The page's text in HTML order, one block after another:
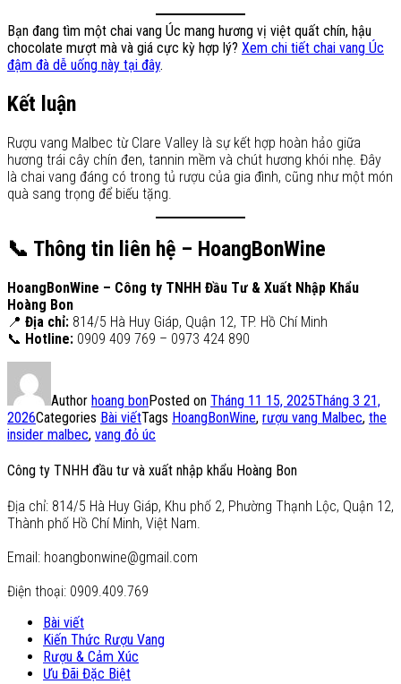
Bạn đang tìm một chai vang Úc mang hương vị việt quất chín, hậu
chocolate mượt mà và giá cực kỳ hợp lý? Xem chi tiết chai vang Úc
đậm đà dễ uống này tại đây.
Kết luận
Rượu vang Malbec từ Clare Valley là sự kết hợp hoàn hảo giữa
hương trái cây chín đen, tannin mềm và chút hương khói nhẹ. Đây
là chai vang đáng có trong tủ rượu của gia đình, cũng như một món
quà sang trọng để biếu tặng.
📞 Thông tin liên hệ – HoangBonWine
HoangBonWine – Công ty TNHH Đầu Tư & Xuất Nhập Khẩu
Hoàng Bon
📍 Địa chỉ: 814/5 Hà Huy Giáp, Quận 12, TP. Hồ Chí Minh
📞 Hotline: 0909 409 769 – 0973 424 890
Author hoang bonPosted on Tháng 11 15, 2025Tháng 3 21,
2026Categories Bài viếtTags HoangBonWine, rượu vang Malbec, the
insider malbec, vang đỏ úc
Công ty TNHH đầu tư và xuất nhập khẩu Hoàng Bon
Địa chỉ: 814/5 Hà Huy Giáp, Khu phố 2, Phường Thạnh Lộc, Quận 12,
Thành phố Hồ Chí Minh, Việt Nam.
Email: hoangbonwine@gmail.com
Điện thoại: 0909.409.769
Bài viết
Kiến Thức Rượu Vang
Rượu & Cảm Xúc
Ưu Đãi Đặc Biệt